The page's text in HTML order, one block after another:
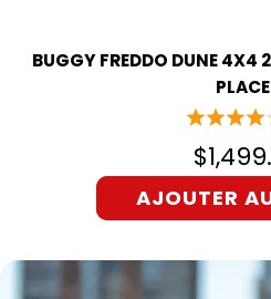
BUGGY FREDDO DUNE 4X4
AJOUTER